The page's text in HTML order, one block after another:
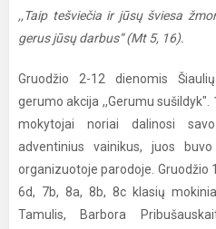
,,Taip tešviečia ir jūsų šviesa
gerus jūsų darbus“ (Mt 5, 16).
Gruodžio 2-12 dienomis
gerumo akcija ,,Gerumu
mokytojai noriai dalinosi
adventinius vainikus, juos
organizuotoje parodoje. Gruodžio
6d, 7b, 8a, 8b, 8c klasių
Tamulis, Barbora